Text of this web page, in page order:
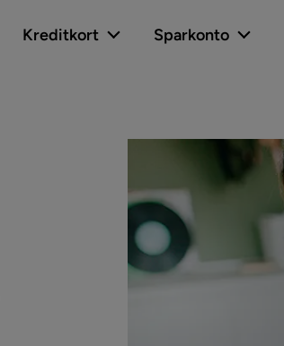
Kreditkort Sparkonto